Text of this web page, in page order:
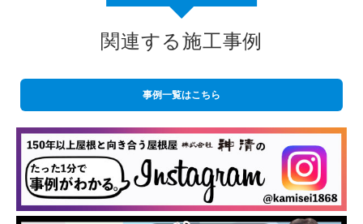
関連する施工事例
事例一覧はこちら